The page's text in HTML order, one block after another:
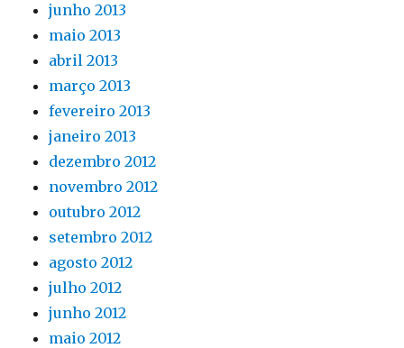
junho 2013
maio 2013
abril 2013
março 2013
fevereiro 2013
janeiro 2013
dezembro 2012
novembro 2012
outubro 2012
setembro 2012
agosto 2012
julho 2012
junho 2012
maio 2012